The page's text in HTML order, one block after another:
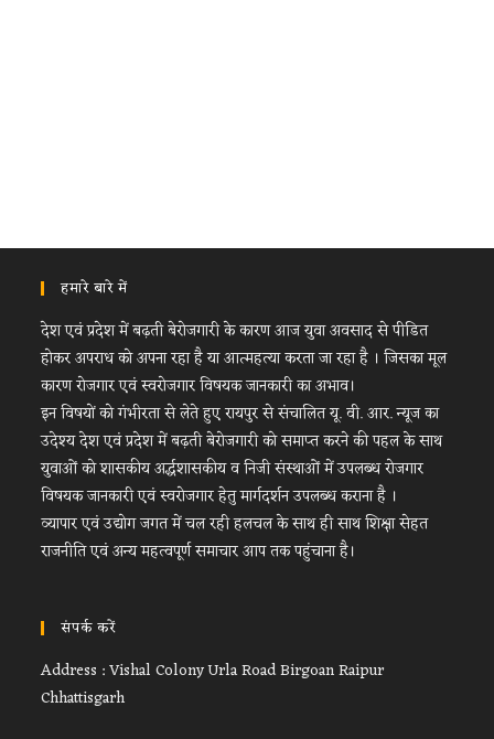
हमारे बारे में
देश एवं प्रदेश में बढ़ती बेरोजगारी के कारण आज युवा अवसाद से पीडित
होकर अपराध को अपना रहा है या आत्महत्या करता जा रहा है । जिसका मूल
कारण रोजगार एवं स्वरोजगार विषयक जानकारी का अभाव।
इन विषयों को गंभीरता से लेते हुए रायपुर से संचालित यू. वी. आर. न्यूज का
उदेश्य देश एवं प्रदेश में बढ़ती बेरोजगारी को समाप्त करने की पहल के साथ
युवाओं को शासकीय अर्द्धशासकीय व निजी संस्थाओं में उपलब्ध रोजगार
विषयक जानकारी एवं स्वरोजगार हेतु मार्गदर्शन उपलब्ध कराना है ।
व्यापार एवं उद्योग जगत में चल रही हलचल के साथ ही साथ शिक्षा सेहत
राजनीति एवं अन्य महत्वपूर्ण समाचार आप तक पहुंचाना है।
संपर्क करें
Address : Vishal Colony Urla Road Birgoan Raipur
Chhattisgarh